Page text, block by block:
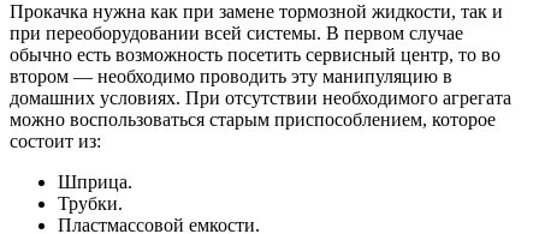
Прокачка нужна как при замене тормозной жидкости, так и
при переоборудовании всей системы. В первом случае
обычно есть возможность посетить сервисный центр, то во
втором — необходимо проводить эту манипуляцию в
домашних условиях. При отсутствии необходимого агрегата
можно воспользоваться старым приспособлением, которое
состоит из:
Шприца.
Трубки.
Пластмассовой емкости.